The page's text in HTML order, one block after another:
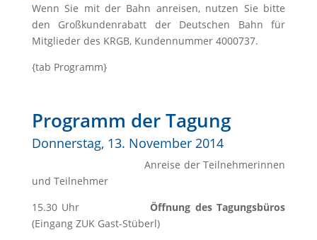
Wenn Sie mit der Bahn anreisen, nutzen Sie bitte
den Großkundenrabatt der Deutschen Bahn für
Mitglieder des KRGB, Kun­den­nummer 4000737.
{tab Programm}
Programm der Tagung
Donnerstag, 13. November 2014
Anreise der Teilnehmerinnen
und Teilnehmer
15.30 Uhr Öffnung des Tagungsbüros
(Eingang ZUK Gast-Stüberl)